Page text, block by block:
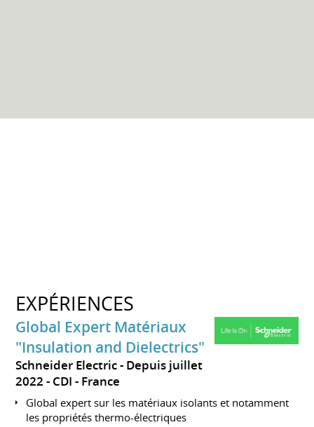
EXPÉRIENCES
Global Expert Matériaux
"Insulation and Dielectrics"
Schneider Electric
Depuis juillet
2022 CDI France
Global expert sur les matériaux isolants et notamment
les propriétés thermo-électriques